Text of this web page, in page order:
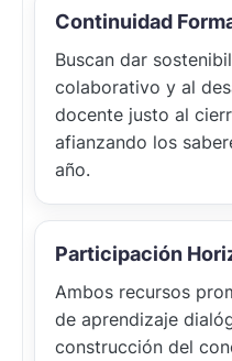
Continuidad
Buscan dar
colaborativo y al
docente justo al
afianzando los
año.
Participación
Ambos recursos
de aprendizaje
construcción del